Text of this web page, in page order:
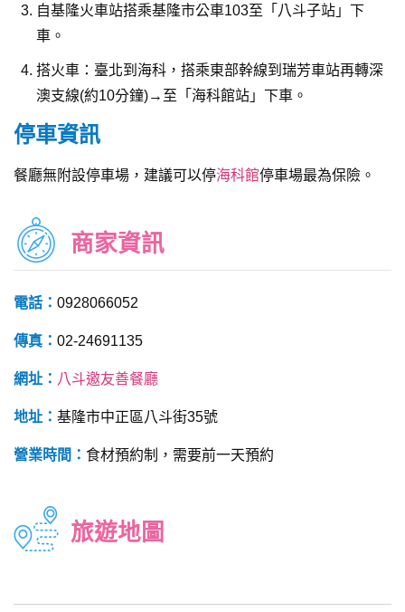
自基隆火車站搭乘基隆市公車103至「八斗子站」下
車。
搭火車：臺北到海科，搭乘東部幹線到瑞芳車站再轉深
澳支線(約10分鐘)→至「海科館站」下車。
停車資訊
餐廳無附設停車場，建議可以停海科館停車場最為保險。
商家資訊
電話： 0928066052
傳真： 02-24691135
網址： 八斗邀友善餐廳
地址： 基隆市中正區八斗街35號
營業時間： 食材預約制，需要前一天預約
旅遊地圖